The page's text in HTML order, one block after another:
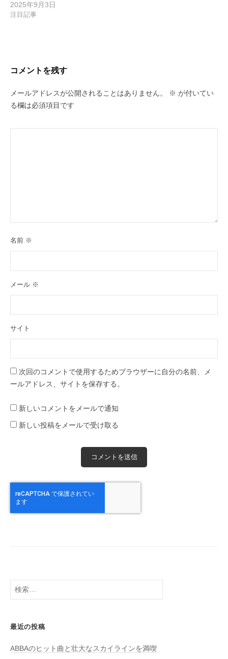
2025年9月3日
注目記事
コメントを残す
メールアドレスが公開されることはありません。 ※ が付いてい
る欄は必須項目です
名前 ※
メール ※
サイト
次回のコメントで使用するためブラウザーに自分の名前、メ
ールアドレス、サイトを保存する。
新しいコメントをメールで通知
新しい投稿をメールで受け取る
検
索:
最近の投稿
ABBAのヒット曲と壮大なスカイラインを満喫